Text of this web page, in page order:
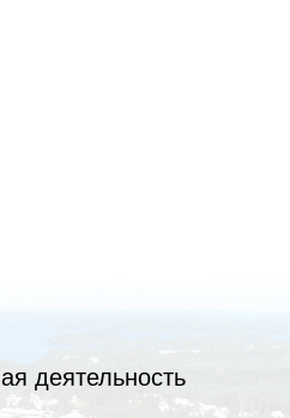
деятельность